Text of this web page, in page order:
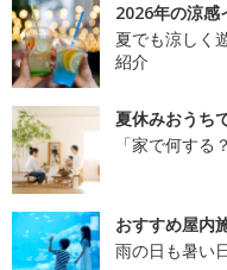
2026年の涼感
夏でも涼しく
紹介
夏休みおうち
「家で何す
おすすめ屋内
雨の日も暑い